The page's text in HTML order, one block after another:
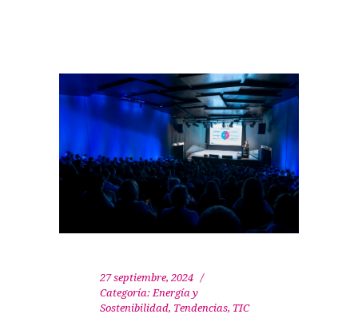
27 septiembre, 2024
Categoría: Energía y
Sostenibilidad, Tendencias, TIC